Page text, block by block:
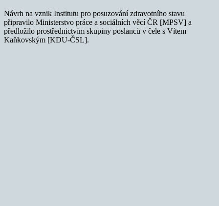
Návrh na vznik Institutu pro posuzování zdravotního stavu
připravilo Ministerstvo práce a sociálních věcí ČR [MPSV] a
předložilo prostřednictvím skupiny poslanců v čele s Vítem
Kaňkovským [KDU-ČSL].